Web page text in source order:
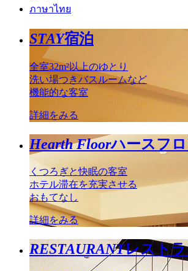
ภาษาไทย
STAY宿泊
全室32m²以上のゆとり
洗い場つきバスルームなど
機能的な客室
詳細をみる
Hearth Floorハースフ
くつろぎと快眠の客室
ホテル滞在を充実させる
おもてなし
詳細をみる
RESTAURANTレスト